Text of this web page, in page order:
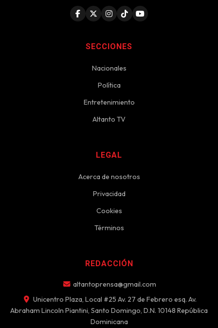
SECCIONES
Nacionales
Política
Entretenimiento
Altanto TV
LEGAL
Acerca de nosotros
Privacidad
Cookies
Términos
REDACCIÓN
altantoprensa@gmail.com
Unicentro Plaza, Local #25 Av. 27 de Febrero esq. Av.
Abraham Lincoln Piantini, Santo Domingo, D.N. 10148 República
Dominicana